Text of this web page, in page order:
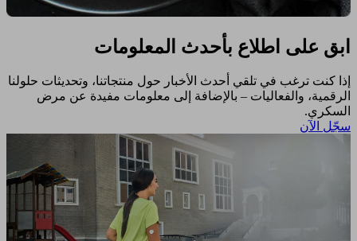
ابق على اطلاع بأحدث المعلومات
إذا كنت ترغب في تلقي أحدث الأخبار حول منتجاتنا، وتحديثات حلولنا
الرقمية، والفعاليات – بالإضافة إلى معلومات مفيدة عن مرض
السكري.​
سجّل الآن​